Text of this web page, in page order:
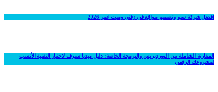
افضل شركة سيو وتصميم مواقع فى زفتى وميت غمر 2026
المقارنة الشاملة بين الووردبريس والبرمجة الخاصة: دليل ميديا سيرف لاختيار التقنية الأنسب
لمشروعك الرقمي